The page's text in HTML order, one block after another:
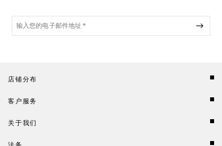
店铺分布
客户服务
关于我们